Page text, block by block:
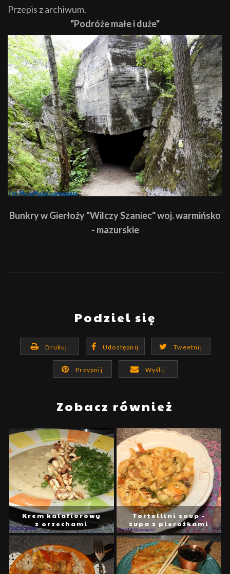
Przepis z archiwum.
"Podróże małe i duże"
Bunkry w Gierłoży "Wilczy Szaniec" woj. warmińsko
- mazurskie
Podziel się
Drukuj Udostępnij Tweetnij
Przypnij Wyślij
Zobacz również
Krem kalafiorowy
z orzechami
Tortellini soup -
zupa z pierożkami